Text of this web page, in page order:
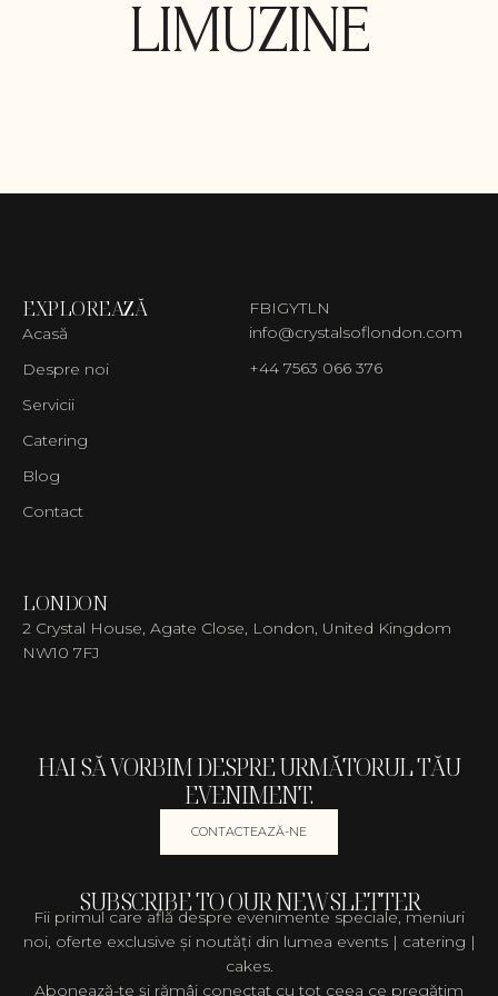
LIMUZINE
EXPLOREAZĂ
Acasă
Despre noi
Servicii
Catering
Blog
Contact
FBIGYTLN
info@crystalsoflondon.com
+44 7563 066 376
LONDON
2 Crystal House, Agate Close, London, United Kingdom
NW10 7FJ
HAI SĂ VORBIM DESPRE URMĂTORUL TĂU
EVENIMENT.
CONTACTEAZĂ-NE
SUBSCRIBE TO OUR NEWSLETTER
Fii primul care află despre evenimente speciale, meniuri
noi, oferte exclusive și noutăți din lumea events | catering |
cakes.
Abonează-te și rămâi conectat cu tot ceea ce pregătim